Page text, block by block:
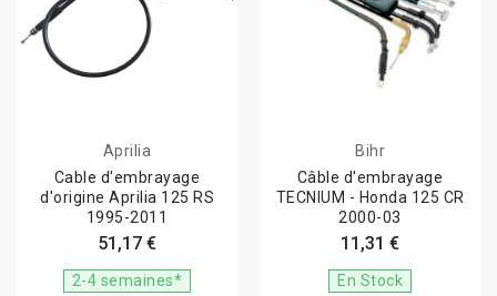
Aprilia
Cable d'embrayage
d'origine Aprilia 125 RS
1995-2011
51,17 €
2-4 semaines*
Bihr
Câble d'embrayage
TECNIUM - Honda 125 CR
2000-03
11,31 €
En Stock